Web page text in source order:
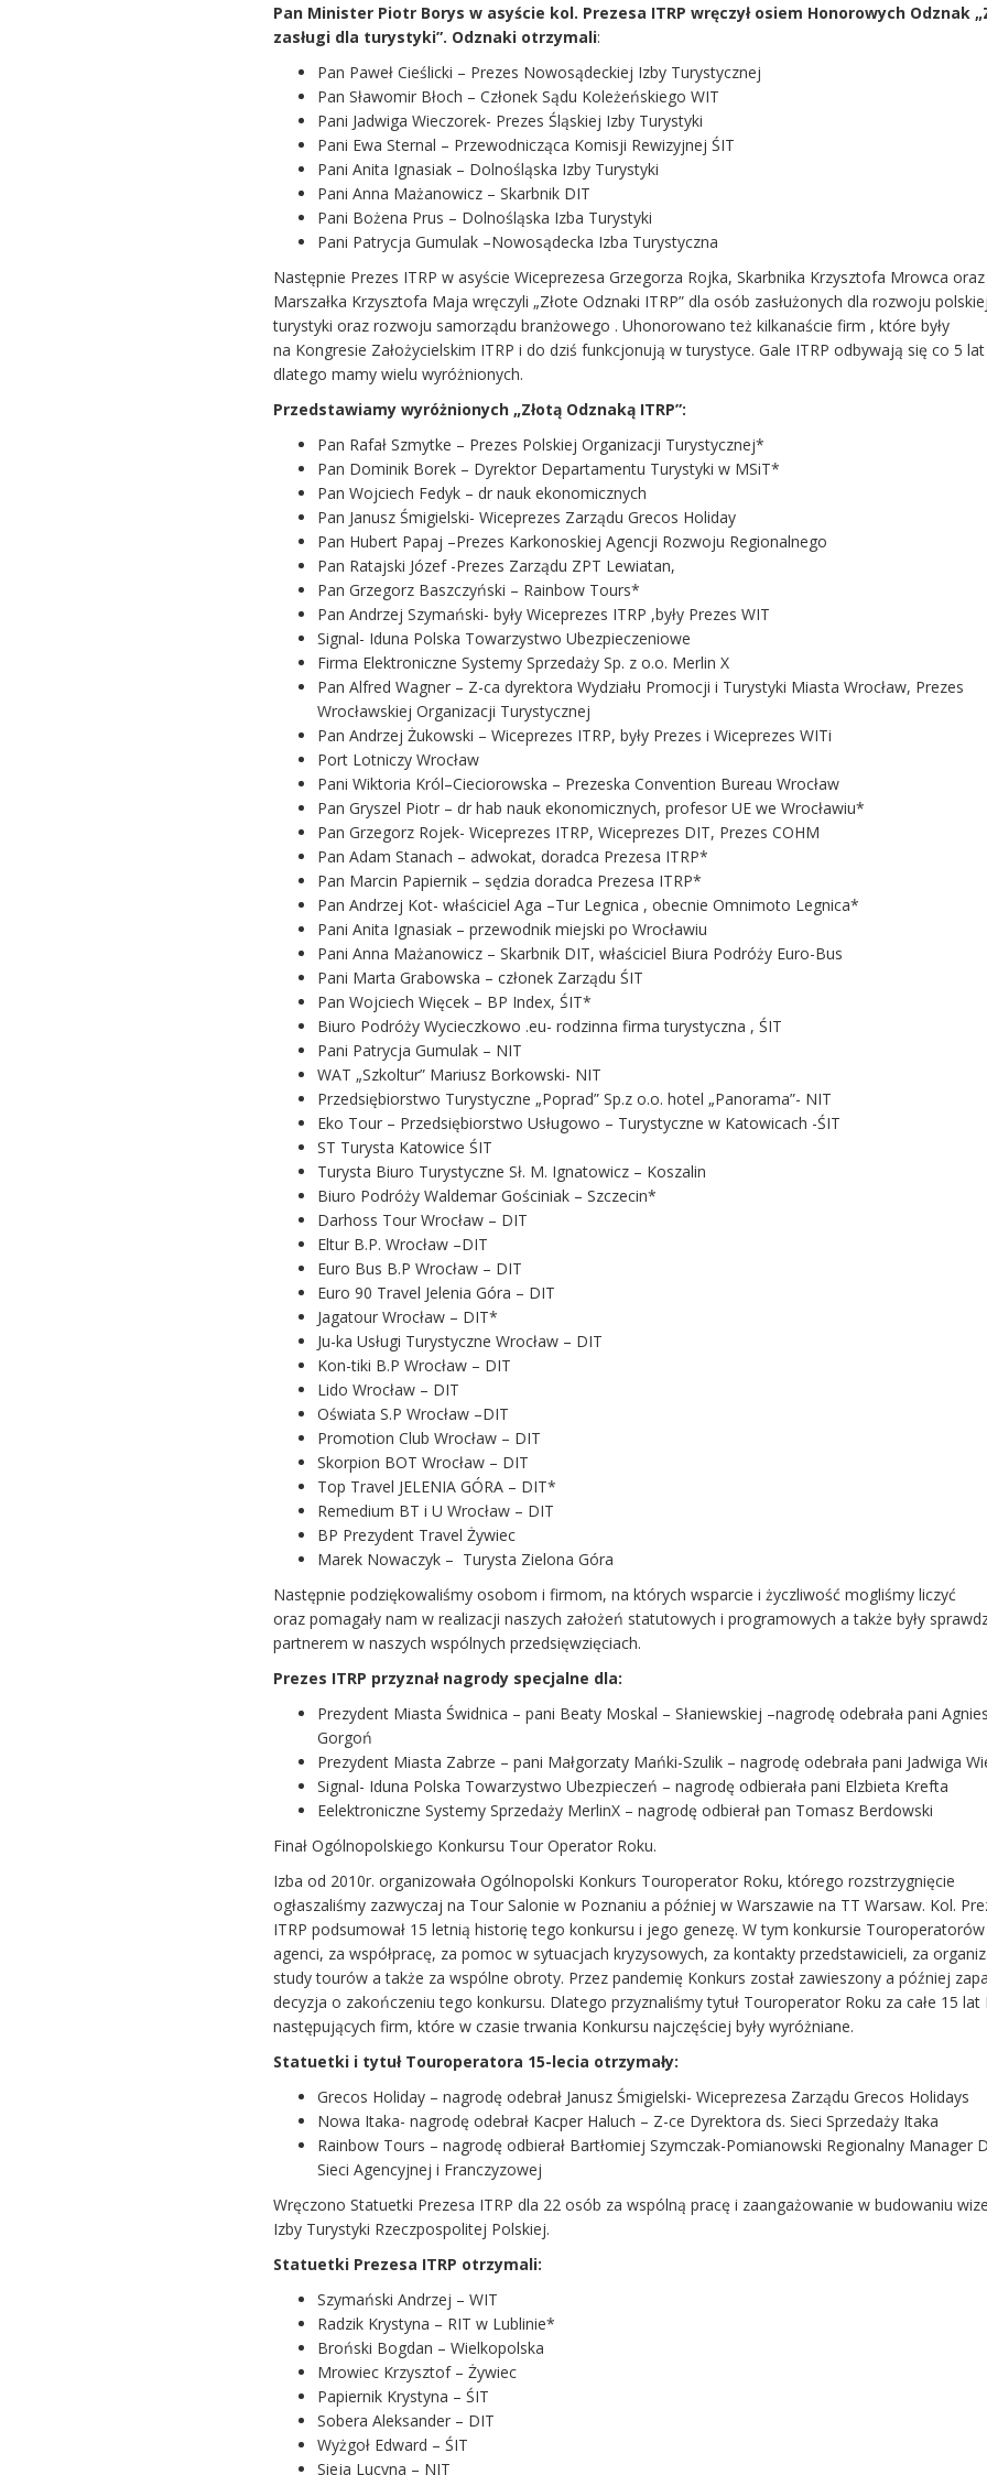
Pan Minister Piotr Borys w asyście kol. Prezesa ITRP wręczył osiem Honorowych Odznak
zasługi dla turystyki”. Odznaki otrzymali:
Pan Paweł Cieślicki – Prezes Nowosądeckiej Izby Turystycznej
Pan Sławomir Błoch – Członek Sądu Koleżeńskiego WIT
Pani Jadwiga Wieczorek- Prezes Śląskiej Izby Turystyki
Pani Ewa Sternal – Przewodnicząca Komisji Rewizyjnej ŚIT
Pani Anita Ignasiak – Dolnośląska Izby Turystyki
Pani Anna Mażanowicz – Skarbnik DIT
Pani Bożena Prus – Dolnośląska Izba Turystyki
Pani Patrycja Gumulak –Nowosądecka Izba Turystyczna
Następnie Prezes ITRP w asyście Wiceprezesa Grzegorza Rojka, Skarbnika Krzysztofa Mrowca
Marszałka Krzysztofa Maja wręczyli „Złote Odznaki ITRP” dla osób zasłużonych dla rozwoju
turystyki oraz rozwoju samorządu branżowego . Uhonorowano też kilkanaście firm , które były
na Kongresie Założycielskim ITRP i do dziś funkcjonują w turystyce. Gale ITRP odbywają się co 5
dlatego mamy wielu wyróżnionych.
Przedstawiamy wyróżnionych „Złotą Odznaką ITRP”:
Pan Rafał Szmytke – Prezes Polskiej Organizacji Turystycznej*
Pan Dominik Borek – Dyrektor Departamentu Turystyki w MSiT*
Pan Wojciech Fedyk – dr nauk ekonomicznych
Pan Janusz Śmigielski- Wiceprezes Zarządu Grecos Holiday
Pan Hubert Papaj –Prezes Karkonoskiej Agencji Rozwoju Regionalnego
Pan Ratajski Józef -Prezes Zarządu ZPT Lewiatan,
Pan Grzegorz Baszczyński – Rainbow Tours*
Pan Andrzej Szymański- były Wiceprezes ITRP ,były Prezes WIT
Signal- Iduna Polska Towarzystwo Ubezpieczeniowe
Firma Elektroniczne Systemy Sprzedaży Sp. z o.o. Merlin X
Pan Alfred Wagner – Z-ca dyrektora Wydziału Promocji i Turystyki Miasta Wrocław, Prezes
Wrocławskiej Organizacji Turystycznej
Pan Andrzej Żukowski – Wiceprezes ITRP, były Prezes i Wiceprezes WITi
Port Lotniczy Wrocław
Pani Wiktoria Król–Cieciorowska – Prezeska Convention Bureau Wrocław
Pan Gryszel Piotr – dr hab nauk ekonomicznych, profesor UE we Wrocławiu*
Pan Grzegorz Rojek- Wiceprezes ITRP, Wiceprezes DIT, Prezes COHM
Pan Adam Stanach – adwokat, doradca Prezesa ITRP*
Pan Marcin Papiernik – sędzia doradca Prezesa ITRP*
Pan Andrzej Kot- właściciel Aga –Tur Legnica , obecnie Omnimoto Legnica*
Pani Anita Ignasiak – przewodnik miejski po Wrocławiu
Pani Anna Mażanowicz – Skarbnik DIT, właściciel Biura Podróży Euro-Bus
Pani Marta Grabowska – członek Zarządu ŚIT
Pan Wojciech Więcek – BP Index, ŚIT*
Biuro Podróży Wycieczkowo .eu- rodzinna firma turystyczna , ŚIT
Pani Patrycja Gumulak – NIT
WAT „Szkoltur” Mariusz Borkowski- NIT
Przedsiębiorstwo Turystyczne „Poprad” Sp.z o.o. hotel „Panorama”- NIT
Eko Tour – Przedsiębiorstwo Usługowo – Turystyczne w Katowicach -ŚIT
ST Turysta Katowice ŚIT
Turysta Biuro Turystyczne Sł. M. Ignatowicz – Koszalin
Biuro Podróży Waldemar Gościniak – Szczecin*
Darhoss Tour Wrocław – DIT
Eltur B.P. Wrocław –DIT
Euro Bus B.P Wrocław – DIT
Euro 90 Travel Jelenia Góra – DIT
Jagatour Wrocław – DIT*
Ju-ka Usługi Turystyczne Wrocław – DIT
Kon-tiki B.P Wrocław – DIT
Lido Wrocław – DIT
Oświata S.P Wrocław –DIT
Promotion Club Wrocław – DIT
Skorpion BOT Wrocław – DIT
Top Travel JELENIA GÓRA – DIT*
Remedium BT i U Wrocław – DIT
BP Prezydent Travel Żywiec
Marek Nowaczyk – Turysta Zielona Góra
Następnie podziękowaliśmy osobom i firmom, na których wsparcie i życzliwość mogliśmy liczyć
oraz pomagały nam w realizacji naszych założeń statutowych i programowych a także były
partnerem w naszych wspólnych przedsięwzięciach.
Prezes ITRP przyznał nagrody specjalne dla:
Prezydent Miasta Świdnica – pani Beaty Moskal – Słaniewskiej –nagrodę odebrała pani
Gorgoń
Prezydent Miasta Zabrze – pani Małgorzaty Mańki-Szulik – nagrodę odebrała pani Jadwiga
Signal- Iduna Polska Towarzystwo Ubezpieczeń – nagrodę odbierała pani Elzbieta Krefta
Eelektroniczne Systemy Sprzedaży MerlinX – nagrodę odbierał pan Tomasz Berdowski
Finał Ogólnopolskiego Konkursu Tour Operator Roku.
Izba od 2010r. organizowała Ogólnopolski Konkurs Touroperator Roku, którego rozstrzygnięcie
ogłaszaliśmy zazwyczaj na Tour Salonie w Poznaniu a później w Warszawie na TT Warsaw. Kol.
ITRP podsumował 15 letnią historię tego konkursu i jego genezę. W tym konkursie
agenci, za współpracę, za pomoc w sytuacjach kryzysowych, za kontakty przedstawicieli, za
study tourów a także za wspólne obroty. Przez pandemię Konkurs został zawieszony a później
decyzja o zakończeniu tego konkursu. Dlatego przyznaliśmy tytuł Touroperator Roku za całe 15 lat
następujących firm, które w czasie trwania Konkursu najczęściej były wyróżniane.
Statuetki i tytuł Touroperatora 15-lecia otrzymały:
Grecos Holiday – nagrodę odebrał Janusz Śmigielski- Wiceprezesa Zarządu Grecos Holidays
Nowa Itaka- nagrodę odebrał Kacper Haluch – Z-ce Dyrektora ds. Sieci Sprzedaży Itaka
Rainbow Tours – nagrodę odbierał Bartłomiej Szymczak-Pomianowski Regionalny Manager
Sieci Agencyjnej i Franczyzowej
Wręczono Statuetki Prezesa ITRP dla 22 osób za wspólną pracę i zaangażowanie w budowaniu
Izby Turystyki Rzeczpospolitej Polskiej.
Statuetki Prezesa ITRP otrzymali:
Szymański Andrzej – WIT
Radzik Krystyna – RIT w Lublinie*
Broński Bogdan – Wielkopolska
Mrowiec Krzysztof – Żywiec
Papiernik Krystyna – ŚIT
Sobera Aleksander – DIT
Wyżgoł Edward – ŚIT
Sieja Lucyna – NIT